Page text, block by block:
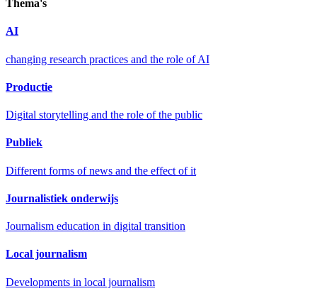
Thema's
AI
changing research practices and the role of AI
Productie
Digital storytelling and the role of the public
Publiek
Different forms of news and the effect of it
Journalistiek onderwijs
Journalism education in digital transition
Local journalism
Developments in local journalism